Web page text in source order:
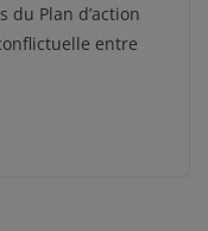
du Plan d’action
entre